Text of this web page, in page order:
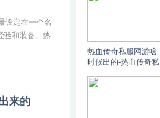
设定在一个名
验和装备。热
来的
热血传奇私服网游啥
时候出的-热血传奇私
戏